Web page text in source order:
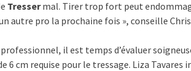
Tressermal. Tirer trop fort peut
autre pro la prochaine fois », conseille
il est temps d’évaluer
6 cm requise pour le tressage. Liza Tavares